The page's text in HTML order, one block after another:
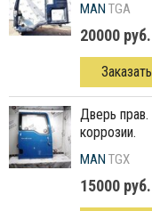
MAN TGA
20000 руб.
Заказать
дверь прав. б/у \ Цвет синий, широкая кабина, следы
коррозии.
MAN TGX
15000 руб.